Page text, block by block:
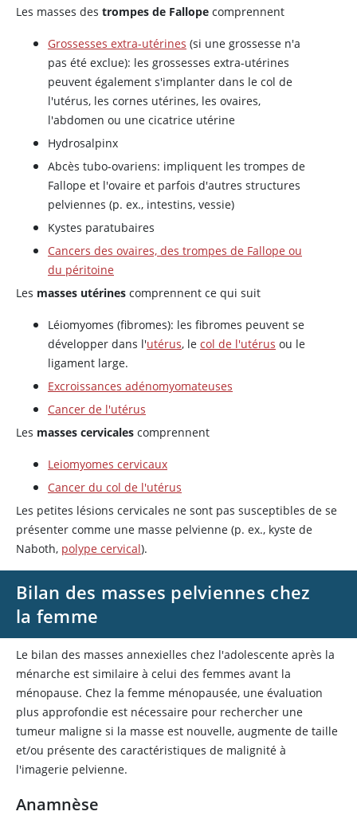
Les masses des trompes de Fallope comprennent
Grossesses extra-utérines (si une grossesse n'a
pas été exclue): les grossesses extra-utérines
peuvent également s'implanter dans le col de
l'utérus, les cornes utérines, les ovaires,
l'abdomen ou une cicatrice utérine
Hydrosalpinx
Abcès tubo-ovariens: impliquent les trompes de
Fallope et l'ovaire et parfois d'autres structures
pelviennes (p. ex., intestins, vessie)
Kystes paratubaires
Cancers des ovaires, des trompes de Fallope ou
du péritoine
Les masses utérines comprennent ce qui suit
Léiomyomes (fibromes): les fibromes peuvent se
développer dans l'utérus, le col de l'utérus ou le
ligament large.
Excroissances adénomyomateuses
Cancer de l'utérus
Les masses cervicales comprennent
Leiomyomes cervicaux
Cancer du col de l'utérus
Les petites lésions cervicales ne sont pas susceptibles de se
présenter comme une masse pelvienne (p. ex., kyste de
Naboth, polype cervical).
Bilan des masses pelviennes chez
la femme
Le bilan des masses annexielles chez l'adolescente après la
ménarche est similaire à celui des femmes avant la
ménopause. Chez la femme ménopausée, une évaluation
plus approfondie est nécessaire pour rechercher une
tumeur maligne si la masse est nouvelle, augmente de taille
et/ou présente des caractéristiques de malignité à
l'imagerie pelvienne.
Anamnèse